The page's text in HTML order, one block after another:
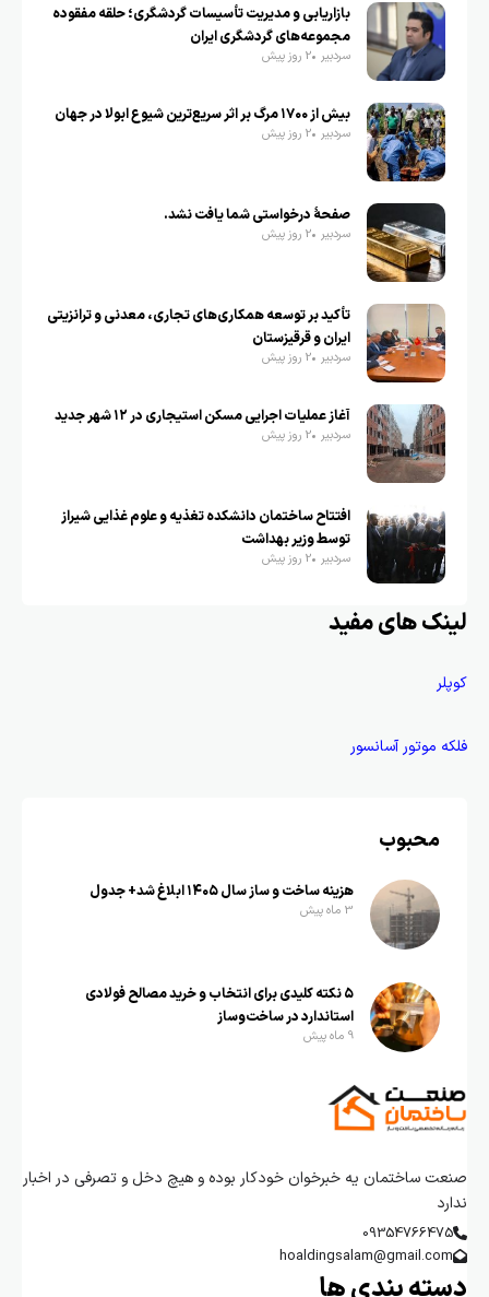
بازاریابی و مدیریت تأسیسات گردشگری؛ حلقه مفقوده
مجموعه‌های گردشگری ایران
سردبیر 2 روز پیش
بیش از ۱۷۰۰ مرگ بر اثر سریع‌ترین شیوع ابولا در جهان
سردبیر 2 روز پیش
صفحهٔ درخواستی شما یافت نشد.
سردبیر 2 روز پیش
تأکید بر توسعه همکاری‌های تجاری، معدنی و ترانزیتی
ایران و قرقیزستان
سردبیر 2 روز پیش
آغاز عملیات اجرایی مسکن استیجاری در ۱۲ شهر جدید
سردبیر 2 روز پیش
افتتاح ساختمان دانشکده تغذیه و علوم غذایی شیراز
توسط وزیر بهداشت
سردبیر 2 روز پیش
لینک های مفید
کوپلر
فلکه موتور آسانسور
محبوب
هزینه ساخت و ساز سال ۱۴۰۵ ابلاغ شد+ جدول
3 ماه پیش
۵ نکته کلیدی برای انتخاب و خرید مصالح فولادی
استاندارد در ساخت‌وساز
9 ماه پیش
صنعت ساختمان یه خبرخوان خودکار بوده و هیچ دخل و تصرفی در اخبار
ندارد
09354766475
hoaldingsalam@gmail.com